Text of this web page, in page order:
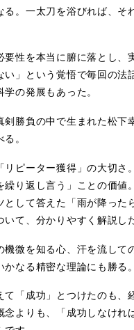
る。一太刀を浴びれば、そ
性を本当に腑に落とし、
い」という覚悟で毎回の法
の発展もあった。
勝負の中で生まれた松下
。
ピーター獲得」の大切さ
り返し言う」ことの価値
して答えた「雨が降った
て、分かりやすく解説し
微を知る心、汗を流して
なる精密な理論にも勝る。
「成功」とつけたのも、
よりも、「成功しなけれ